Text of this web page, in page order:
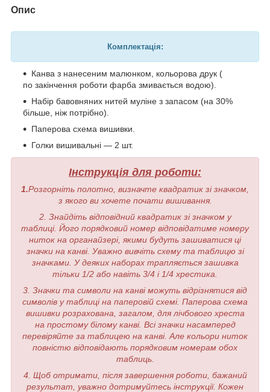
Опис
Комплектація:
Канва з нанесеним малюнком, кольорова друк (
по закінчення роботи фарба змивається водою).
Набір бавовняних нитей муліне з запасом (на 30%
більше, ніж потрібно).
Паперова схема вишивки.
Голки вишивальні — 2 шт.
Інструкція для роботи:
1.Розгорніть полотно, визначте квадратик зі значком,
з якого ви хочете почати вишивання.
2. Знайдіть відповідний квадратик зі значком у
таблиці. Його порядковий номер відповідатиме номеру
ниток на органайзері, якими будуть зашиватися ці
значки на канві. Уважно вивчіть схему та таблицю зі
значками. У деяких наборах трапляється зашивка
тільки 1/2 або навіть 3/4 і 1/4 хрестика.
3. Значки та символи на канві можуть відрізнятися від
символів у таблиці на паперовій схемі. Паперова схема
вишивки розрахована, загалом, для лічбового хреста
на простому білому канві. Всі значки насамперед
перевіряйте за таблицею на канві. Але кольори ниток
повністю відповідають порядковим номерам обох
таблиць.
4. Щоб отримати, після завершення роботи, бажаний
результат, уважно дотримуйтесь інструкції. Кожен